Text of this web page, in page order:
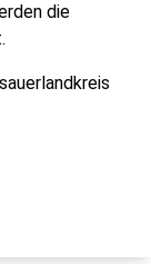
die